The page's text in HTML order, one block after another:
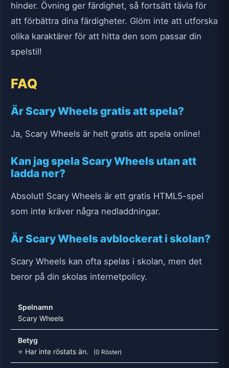
hinder. Övning ger färdighet, så fortsätt tävla för
att förbättra dina färdigheter. Glöm inte att utforska
olika karaktärer för att hitta den som passar din
spelstil!
FAQ
Är Scary Wheels gratis att spela?
Ja, Scary Wheels är helt gratis att spela online!
Kan jag spela Scary Wheels utan att
ladda ner?
Absolut! Scary Wheels är ett gratis HTML5-spel
som inte kräver några nedladdningar.
Är Scary Wheels avblockerat i skolan?
Scary Wheels kan ofta spelas i skolan, men det
beror på din skolas internetpolicy.
Spelnamn
Scary Wheels
Betyg
⭐ Har inte röstats än.
(0 Röster)